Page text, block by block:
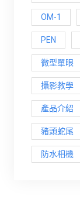
OM-1
PEN
微型單眼
攝影教學
產品介紹
豬頭蛇尾
防水相機